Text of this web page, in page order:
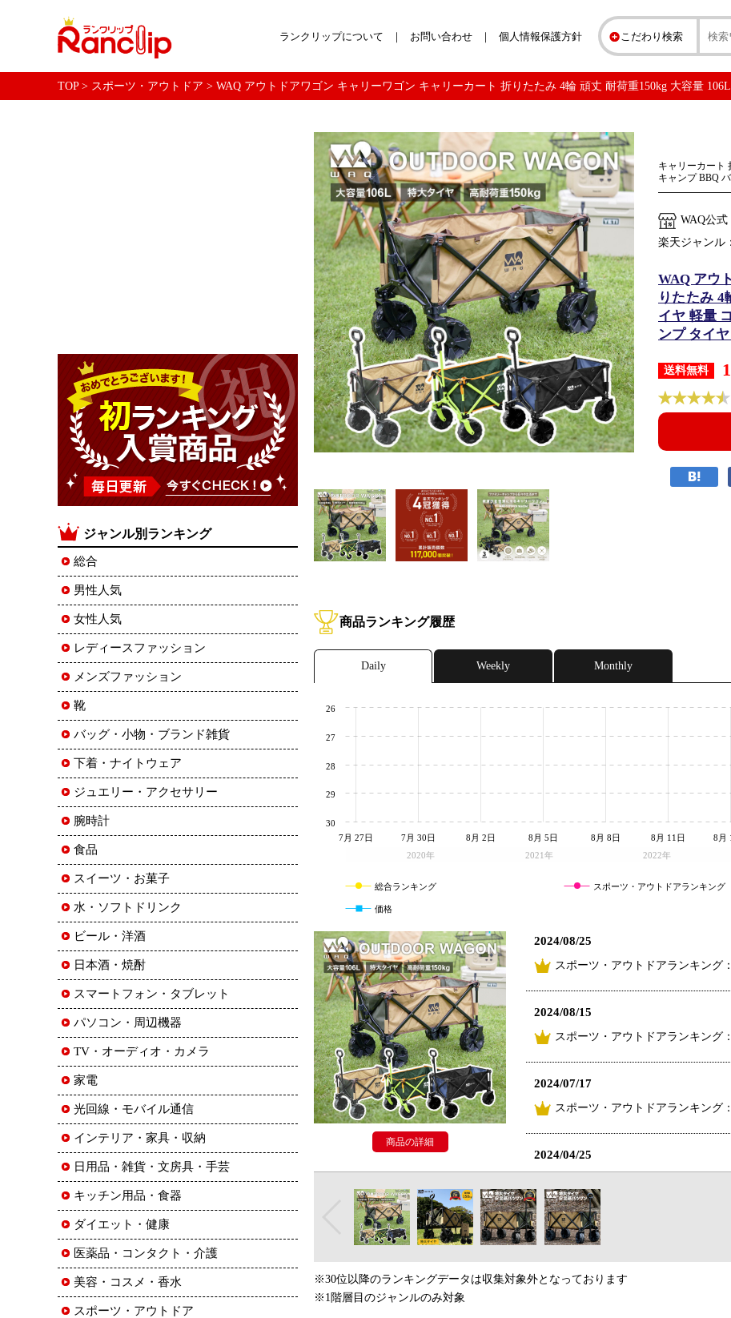
こだわり検索
ランクリップについて お問い合わせ 個人情報保護方針
TOP> スポーツ・アウトドア > WAQ アウトドアワゴン キャリーワゴン キャリーカート 折りたたみ 4輪 頑丈 耐荷重150kg 大容量
キャリーカート
キャンプ BBQ
WAQ公
楽天ジャンル
WAQ アウ
りたたみ 4
イヤ 軽量
ンプ タイ
送料無料
商品ランキング履歴
Daily Weekly Monthly
2020年 2021年 2022年
7月 27日 7月 30日 8月 2日 8月 5日 8月 8日 8月 11日 8月
26
27
28
29
30
総合ランキング スポーツ・アウトドアランキング
価格
2024/08/25
スポーツ・アウトドアランキング
2024/08/15
スポーツ・アウトドアランキング
2024/07/17
スポーツ・アウトドアランキング
2024/04/25
2023/05/10
商品の詳細
※30位以降のランキングデータは収集対象外となっております
※1階層目のジャンルのみ対象
ジャンル別ランキング
総合
男性人気
女性人気
レディースファッション
メンズファッション
靴
バッグ・小物・ブランド雑貨
下着・ナイトウェア
ジュエリー・アクセサリー
腕時計
食品
スイーツ・お菓子
水・ソフトドリンク
ビール・洋酒
日本酒・焼酎
スマートフォン・タブレット
パソコン・周辺機器
TV・オーディオ・カメラ
家電
光回線・モバイル通信
インテリア・家具・収納
日用品・雑貨・文房具・手芸
キッチン用品・食器
ダイエット・健康
医薬品・コンタクト・介護
美容・コスメ・香水
スポーツ・アウトドア